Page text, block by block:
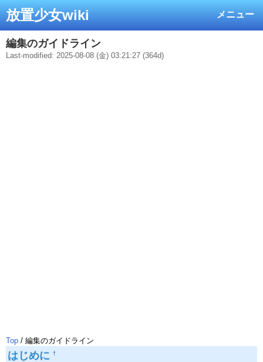
メニュー
放置少女wiki
編集のガイドライン
Last-modified: 2025-08-08 (金) 03:21:27 (364d)
Top / 編集のガイドライン
はじめに †